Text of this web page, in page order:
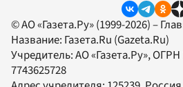
© АО «Газета.Ру» (1999-2026) –
Название: Газета.Ru (Gazeta.Ru)
Учредитель:АО «Газета.Ру», ОГРН
7743625728